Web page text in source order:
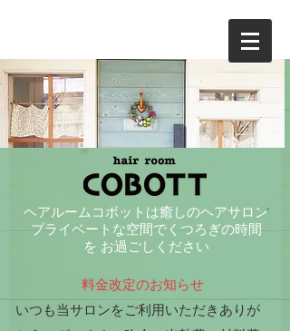
ヘアルームコボットは癒しのヘアサロン
プライベートな空間でくつろぎの時間
を お過ごしください
料金改定のお知らせ
いつも当サロンをご利用いただきありが